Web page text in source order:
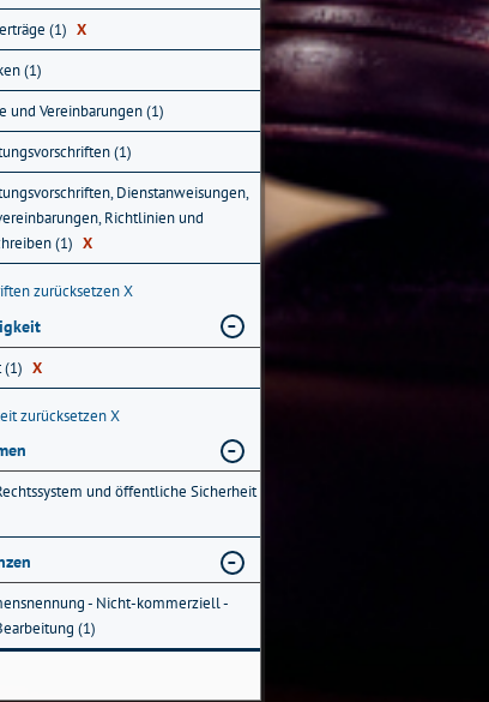
(1) X
(1)
und Vereinbarungen (1)
(1)
Dienstanweisungen,
Richtlinien und
(1) X
zurücksetzenX
(1) X
zurücksetzenX
und öffentliche Sicherheit
- Nicht-kommerziell -
(1)